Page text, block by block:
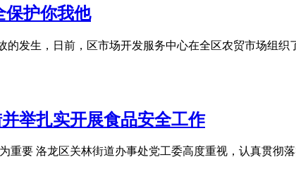
保护你我他
的发生，日前，区市场开发服务中心在全区农贸市场组
举扎实开展食品安全工作
重要 洛龙区关林街道办事处党工委高度重视，认真贯